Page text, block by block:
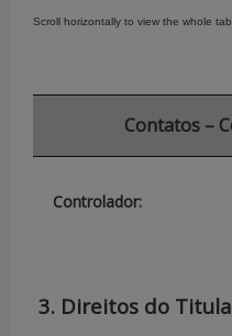
Contatos –
Controlador:
3. Direitos do